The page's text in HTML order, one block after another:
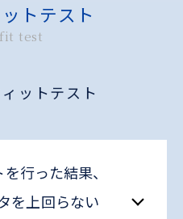
トテスト
test
ットテスト
行った結果、
を上回らない